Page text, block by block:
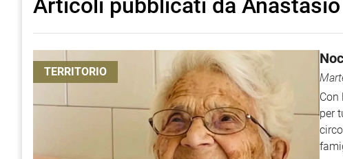
Articoli pubblicati da
TERRITORIO
Con
per